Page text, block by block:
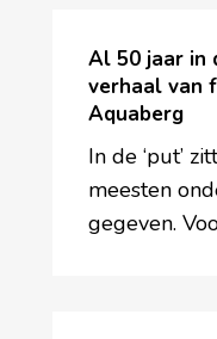
Al 50 jaar in
verhaal van
Aquaberg
In de ‘put’
meesten
gegeven.